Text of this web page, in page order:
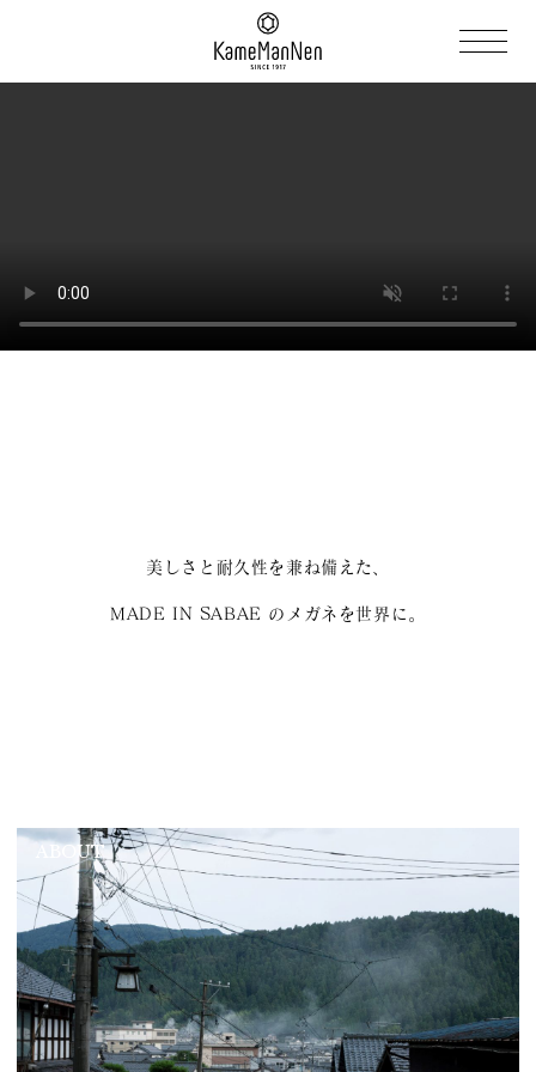
美しさと耐久性を兼ね備えた、
MADE IN SABAE のメガネを世界に。
ABOUT